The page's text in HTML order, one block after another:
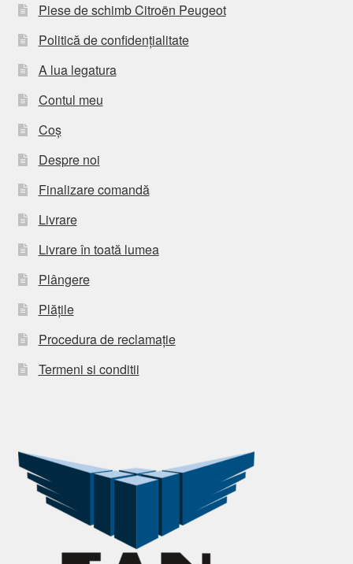
Piese de schimb Citroën Peugeot
Politică de confidențialitate
A lua legatura
Contul meu
Coș
Despre noi
Finalizare comandă
Livrare
Livrare în toată lumea
Plângere
Plățile
Procedura de reclamație
Termeni si conditii